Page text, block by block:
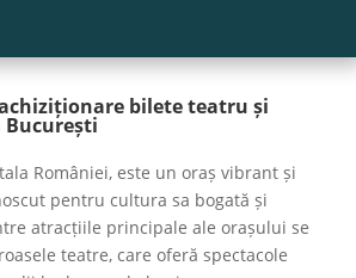
bilete teatru și
București
României, este un oraș vibrant și
pentru cultura sa bogată și
atracțiile principale ale orașului se
teatre, care oferă spectacole